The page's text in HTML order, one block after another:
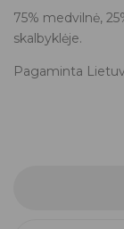
75% medvilnė,
skalbyklėje.
Pagaminta